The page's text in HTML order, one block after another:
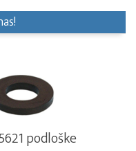
podloške